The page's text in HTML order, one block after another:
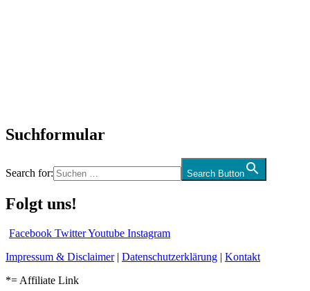
Suchformular
Search for: Search Button
Folgt uns!
Facebook TwitterYoutube Instagram
Impressum & Disclaimer| Datenschutzerklärung | Kontakt
*= Affiliate Link